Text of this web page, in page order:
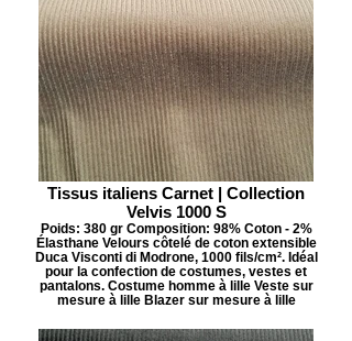
Tissus italiens Carnet | Collection
Velvis 1000 S
Poids: 380 gr Composition: 98% Coton - 2%
Élasthane Velours côtelé de coton extensible
Duca Visconti di Modrone, 1000 fils/cm². Idéal
pour la confection de costumes, vestes et
pantalons. Costume homme à lille Veste sur
mesure à lille Blazer sur mesure à lille